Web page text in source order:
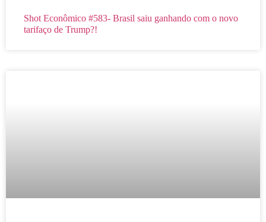
Shot Econômico #583- Brasil saiu ganhando com o novo
tarifaço de Trump?!